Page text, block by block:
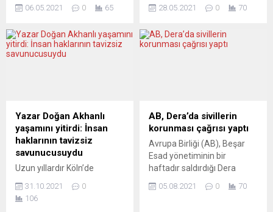
Türkçe ve Türk Kültürü dersi
Stuttgart
Başkonsolosluğu’ndan
adresinden yapılabilir. Bu
adresten yapılan başvurular,
hem ataşeliğin hem de
çocuğun kayıtlı olduğu
okulun e-posta adresine
gidiyor. Yeni öğrenim
yılında, bu dönemdekinden
farklı okula devam edecek...
06.05.2021 0 65
Johnson’ın eski
Cummings tarafından
yöneltilen “koronavirüsle
yere hayatını kaybettiği ve
kendisinin halka yalan
söylediği” suçlamalarını
reddetti. Avam
Kamarası’nda konuşan
Hancock, Cummings’in
parlamento komitesinde
28.05.2021 0 70
Yazar Doğan Akhanlı
yaşamını yitirdi: İnsan
haklarının tavizsiz
savunucusuydu
Uzun yıllardır Köln’de
Akhanlı, akciğer kanserine
yenik düştü ve Berlin’de
31.10.2021
0
106
AB, Dera’da sivillerin
korunması çağrısı yaptı
Avrupa Birliği (AB), Beşar
Esad yönetiminin bir
haftadır saldırdığı Dera
ve siyasi çözümün yol
05.08.2021 0 70